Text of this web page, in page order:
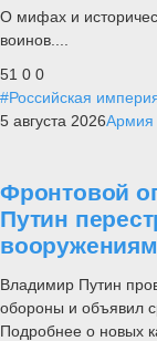
О мифах и
воинов....
51 0 0
#Российская
5 августа 2026Армия
Фронтовой
Путин
Владимир Путин
обороны и объявил
Подробнее о новых